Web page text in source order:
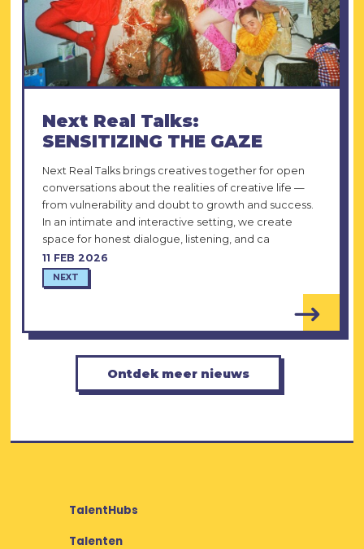
11 FEB 2026
NEXT
Next Real Talks:
SENSITIZING THE GAZE
Next Real Talks brings creatives together for open
conversations about the realities of creative life —
from vulnerability and doubt to growth and success.
In an intimate and interactive setting, we create
space for honest dialogue, listening, and ca
Ontdek meer nieuws
TalentHubs
Talenten